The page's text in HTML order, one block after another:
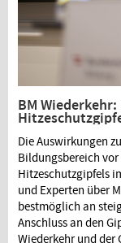
BM
Die Auswirkungen
Bildungsbereich
Hitzeschutzgipfels
und Experten über
bestmöglich an
Anschluss an den
Wiederkehr und der